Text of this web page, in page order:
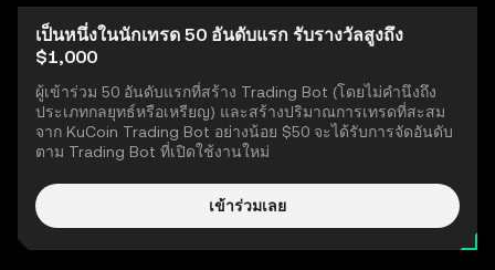
เป็นหนึ่งในนักเทรด 50 อันดับแรก รับรางวัลสูงถึง
$1,000
ผู้เข้าร่วม 50 อันดับแรกที่สร้าง Trading Bot (โดยไม่คำนึงถึง
ประเภทกลยุทธ์หรือเหรียญ) และสร้างปริมาณการเทรดที่สะสม
จาก KuCoin Trading Bot อย่างน้อย $50 จะได้รับการจัดอันดับ
ตาม Trading Bot ที่เปิดใช้งานใหม่
เข้าร่วมเลย